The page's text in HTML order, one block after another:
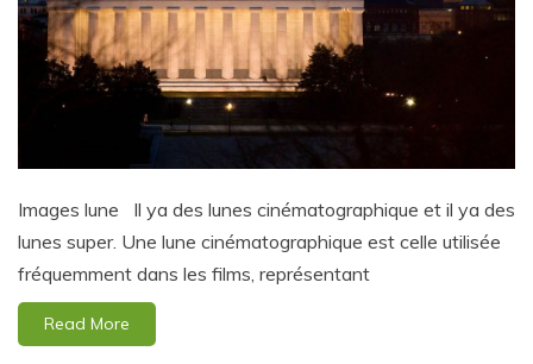
Images lune Il ya des lunes cinématographique et il ya des
lunes super. Une lune cinématographique est celle utilisée
fréquemment dans les films, représentant
Read More